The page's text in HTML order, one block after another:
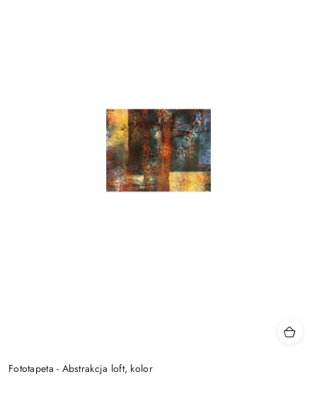
Fototapeta - Abstrakcja loft, kolor